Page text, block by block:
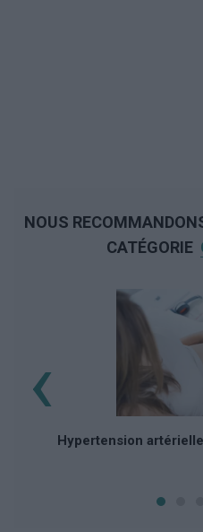
NOUS
CATÉGORIE
Hypertension
‹